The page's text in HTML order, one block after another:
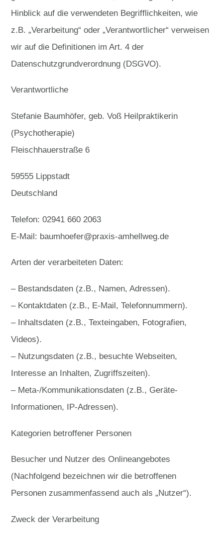
Hinblick auf die verwendeten Begrifflichkeiten, wie
z.B. „Verarbeitung“ oder „Verantwortlicher“ verweisen
wir auf die Definitionen im Art. 4 der
Datenschutzgrundverordnung (DSGVO).
Verantwortliche
Stefanie Baumhöfer, geb. Voß Heilpraktikerin
(Psychotherapie)
Fleischhauerstraße 6
59555 Lippstadt
Deutschland
Telefon: 02941 660 2063
E-Mail: baumhoefer@praxis-amhellweg.de
Arten der verarbeiteten Daten:
– Bestandsdaten (z.B., Namen, Adressen).
– Kontaktdaten (z.B., E-Mail, Telefonnummern).
– Inhaltsdaten (z.B., Texteingaben, Fotografien,
Videos).
– Nutzungsdaten (z.B., besuchte Webseiten,
Interesse an Inhalten, Zugriffszeiten).
– Meta-/Kommunikationsdaten (z.B., Geräte-
Informationen, IP-Adressen).
Kategorien betroffener Personen
Besucher und Nutzer des Onlineangebotes
(Nachfolgend bezeichnen wir die betroffenen
Personen zusammenfassend auch als „Nutzer“).
Zweck der Verarbeitung